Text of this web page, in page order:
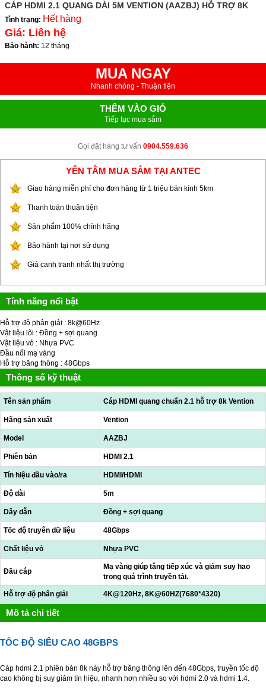
CÁP HDMI 2.1 QUANG DÀI 5M VENTION (AAZBJ) HỖ TRỢ 8K
Tình trạng: Hết hàng
Giá: Liên hệ
Bảo hành: 12 tháng
MUA NGAY
Nhanh chóng - Thuận tiện
THÊM VÀO GIỎ
Tiếp tục mua sắm
Gọi đặt hàng tư vấn 0904.559.636
YÊN TÂM MUA SẮM TẠI ANTEC
Giao hàng miễn phí cho đơn hàng từ 1 triệu bán kính 5km
Thanh toán thuận tiện
Sản phẩm 100% chính hãng
Bảo hành tại nơi sử dụng
Giá cạnh tranh nhất thị trường
Tính năng nổi bật
Hỗ trợ độ phân giải : 8k@60Hz
Vật liệu lõi : Đồng + sợi quang
Vật liệu vỏ : Nhựa PVC
Đầu nối mạ vàng
Hỗ trợ băng thông : 48Gbps
Thông số kỹ thuật
Tên sản phẩm Cáp HDMI quang chuẩn 2.1 hỗ trợ 8k Vention
Hãng sản xuất Vention
Model AAZBJ
Phiên bản HDMI 2.1
Tín hiệu đầu vào/ra HDMI/HDMI
Độ dài 5m
Dây dẫn Đồng + sợi quang
Tốc độ truyên dữ liệu 48Gbps
Chất liệu vỏ Nhựa PVC
Đầu cáp
Mạ vàng giúp tăng tiếp xúc và giảm suy hao
trong quá trình truyền tải.
Hỗ trợ độ phân giải 4K@120Hz, 8K@60HZ(7680*4320)
Mô tả chi tiết
TỐC ĐỘ SIÊU CAO 48GBPS
Cáp hdmi 2.1 phiên bản 8k này hỗ trợ băng thông lên đến 48Gbps, truyền tốc độ
cao không bị suy giảm tín hiệu, nhanh hơn nhiều so với hdmi 2.0 và hdmi 1.4.